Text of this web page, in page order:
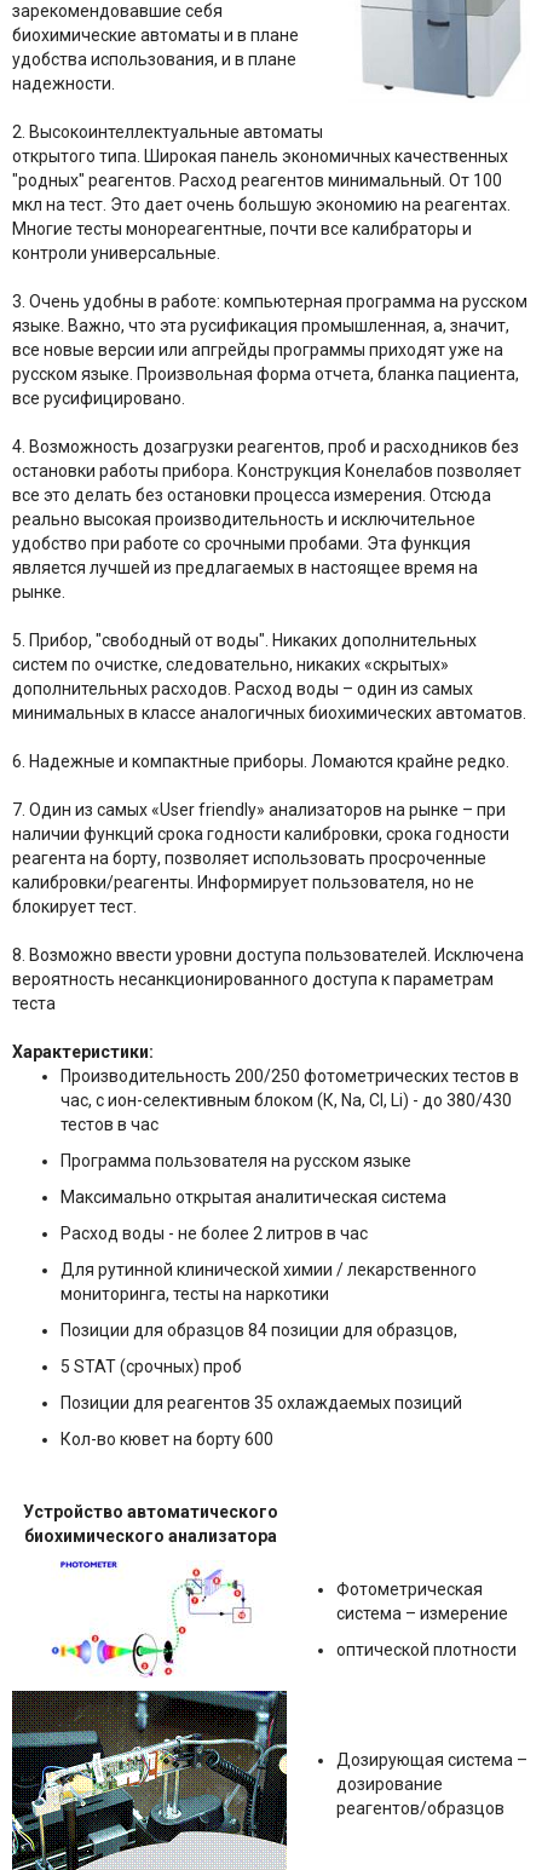
зарекомендовавшие себя
биохимические автоматы и в плане
удобства использования, и в плане
надежности.
2. Высокоинтеллектуальные автоматы
открытого типа. Широкая панель экономичных качественных
"родных" реагентов. Расход реагентов минимальный. От 100
мкл на тест. Это дает очень большую экономию на реагентах.
Многие тесты монореагентные, почти все калибраторы и
контроли универсальные.
3. Очень удобны в работе: компьютерная программа на русском
языке. Важно, что эта русификация промышленная, а, значит,
все новые версии или апгрейды программы приходят уже на
русском языке. Произвольная форма отчета, бланка пациента,
все русифицировано.
4. Возможность дозагрузки реагентов, проб и расходников без
остановки работы прибора. Конструкция Конелабов позволяет
все это делать без остановки процесса измерения. Отсюда
реально высокая производительность и исключительное
удобство при работе со срочными пробами. Эта функция
является лучшей из предлагаемых в настоящее время на
рынке.
5. Прибор, "свободный от воды". Никаких дополнительных
систем по очистке, следовательно, никаких «скрытых»
дополнительных расходов. Расход воды – один из самых
минимальных в классе аналогичных биохимических автоматов.
6. Надежные и компактные приборы. Ломаются крайне редко.
7. Один из самых «User friendly» анализаторов на рынке – при
наличии функций срока годности калибровки, срока годности
реагента на борту, позволяет использовать просроченные
калибровки/реагенты. Информирует пользователя, но не
блокирует тест.
8. Возможно ввести уровни доступа пользователей. Исключена
вероятность несанкционированного доступа к параметрам
теста
Характеристики:
Производительность 200/250 фотометрических тестов в
час, c ион-селективным блоком (К, Na, Cl, Li) - до 380/430
тестов в час
Программа пользователя на русском языке
Максимально открытая аналитическая система
Расход воды - не более 2 литров в час
Для рутинной клинической химии / лекарственного
мониторинга, тесты на наркотики
Позиции для образцов 84 позиции для образцов,
5 STAT (срочных) проб
Позиции для реагентов 35 охлаждаемых позиций
Кол-во кювет на борту 600
Устройство автоматического
биохимического анализатора
Фотометрическая
система – измерение
оптической плотности
Дозирующая система –
дозирование
реагентов/образцов